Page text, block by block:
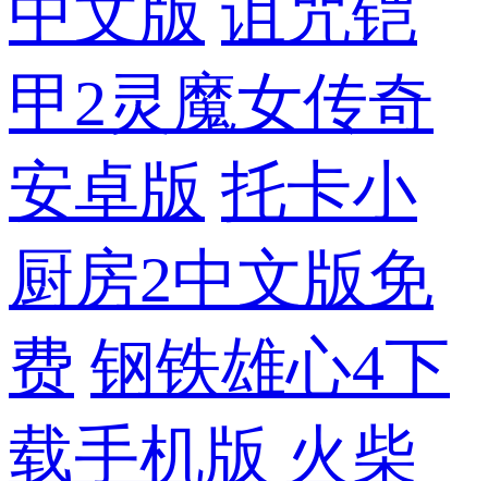
中文版 诅咒铠
甲2灵魔女传奇
安卓版 托卡小
厨房2中文版免
费 钢铁雄心4下
载手机版 火柴